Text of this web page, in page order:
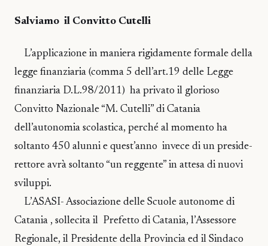
Salviamo il Convitto Cutelli
L’applicazione in maniera rigidamente formale della
legge finanziaria (comma 5 dell’art.19 delle Legge
finanziaria D.L.98/2011) ha privato il glorioso
Convitto Nazionale “M. Cutelli” di Catania
dell’autonomia scolastica, perché al momento ha
soltanto 450 alunni e quest’anno invece di un preside-
rettore avrà soltanto “un reggente” in attesa di nuovi
sviluppi.
L’ASASI- Associazione delle Scuole autonome di
Catania , sollecita il Prefetto di Catania, l’Assessore
Regionale, il Presidente della Provincia ed il Sindaco